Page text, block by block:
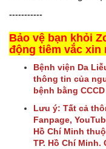
-----------
Bảo vệ bạn khỏi
động tiêm vắc xin
Bệnh viện Da
thông tin của
bệnh bằng
Lưu ý: Tất cả
Fanpage,
Hồ Chí Minh
TP. Hồ Chí Minh.